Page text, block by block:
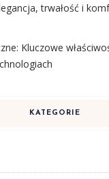
trwałość i
Kluczowe
KATEGORIE